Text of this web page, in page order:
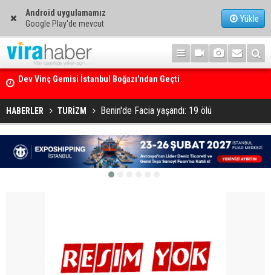
Android uygulamamız
Google Play'de mevcut
Yükle
Ege Denizi’nin En Büyük Mercan Ormanı
HABERLER TURİZM Benin'de Facia yaşandı: 19 ölü